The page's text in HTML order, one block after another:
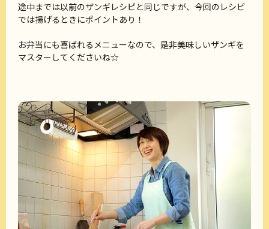
途中までは以前のザンギレシピと同じですが、今回のレシピ
では揚げるときにポイントあり！
お弁当にも喜ばれるメニューなので、是非美味しいザンギを
マスターしてくださいね☆